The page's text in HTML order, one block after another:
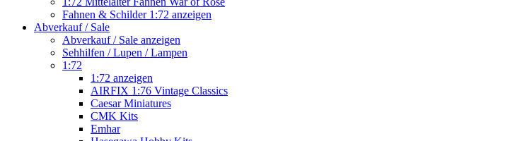
Fahnen & Schilder 1:72 anzeigen
Abverkauf / Sale
Abverkauf / Sale anzeigen
Sehhilfen / Lupen / Lampen
1:72
1:72 anzeigen
AIRFIX 1:76 Vintage Classics
Caesar Miniatures
CMK Kits
Emhar